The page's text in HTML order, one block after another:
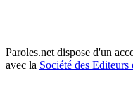
Paroles.net dispose d'un
avec la Société des